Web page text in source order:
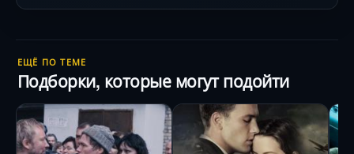
ЕЩЁ ПО ТЕМЕ
Подборки, которые могут подойти